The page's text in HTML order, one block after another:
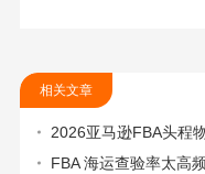
相关文章
2026亚马逊FBA头程物流怎么选不踩坑
FBA 海运查验率太高频